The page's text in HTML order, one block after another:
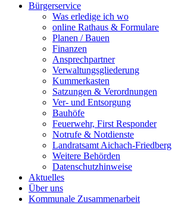
Bürgerservice
Was erledige ich wo
online Rathaus & Formulare
Planen / Bauen
Finanzen
Ansprechpartner
Verwaltungsgliederung
Kummerkasten
Satzungen & Verordnungen
Ver- und Entsorgung
Bauhöfe
Feuerwehr, First Responder
Notrufe & Notdienste
Landratsamt Aichach-Friedberg
Weitere Behörden
Datenschutzhinweise
Aktuelles
Über uns
Kommunale Zusammenarbeit